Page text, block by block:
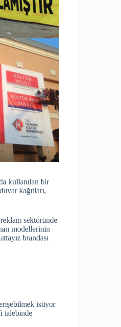
kullanılan bir
kağıtları,
sektöründe
modellerinin
brandası
istiyor
talebinde